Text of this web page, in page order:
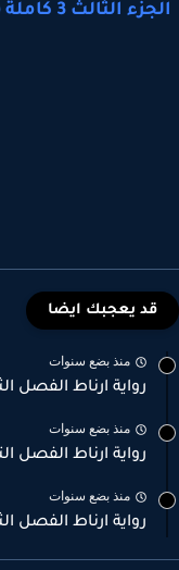
3 كاملة (جميع الفصول) بقلم زينب محروس
قد يعجبك ايضا
منذ بضع سنوات
رواية ارناط الفصل الثلاثون 30 بقلم
منذ بضع سنوات
رواية ارناط الفصل
منذ بضع سنوات
رواية ارناط الفصل الثامن